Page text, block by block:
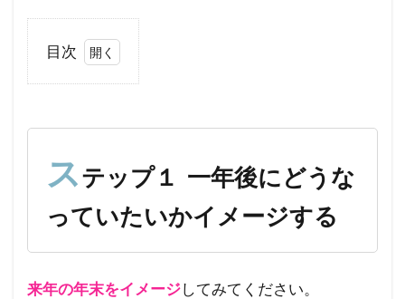
目次
１
年
後
に
う
ステップ１ 一年後にどうな
っていたいかイメージする
来年の年末をイメージしてみてください。